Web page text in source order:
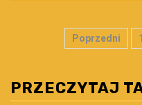
Poprzedni 1
PRZECZYTAJ